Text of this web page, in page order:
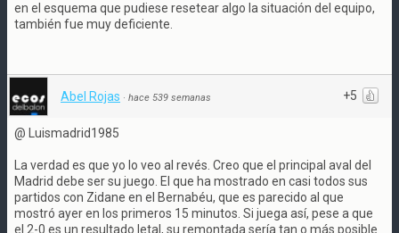
en el esquema que pudiese resetear algo la situación del equipo,
también fue muy deficiente.
+5
Abel Rojas · hace 539 semanas
@ Luismadrid1985
La verdad es que yo lo veo al revés. Creo que el principal aval del
Madrid debe ser su juego. El que ha mostrado en casi todos sus
partidos con Zidane en el Bernabéu, que es parecido al que
mostró ayer en los primeros 15 minutos. Si juega así, pese a que
el 2-0 es un resultado letal, su remontada sería tan o más posible